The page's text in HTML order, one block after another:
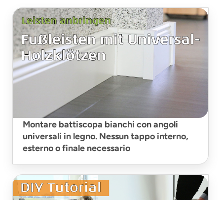
Montare battiscopa bianchi con angoli
universali in legno. Nessun tappo interno,
esterno o finale necessario